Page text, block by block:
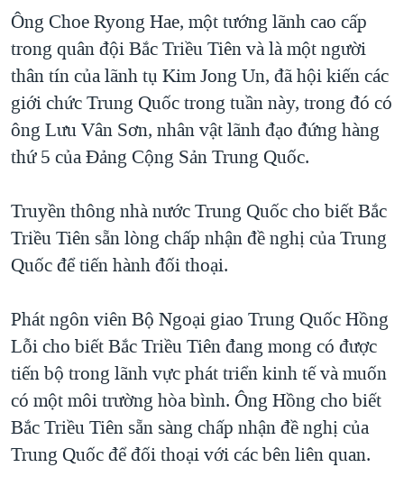
BÊN KIA QUỐC LỘ: TIẾNG VỌNG TỪ NÔNG THÔN MỸ
QUAN HỆ VIỆT MỸ
Ông Choe Ryong Hae, một tướng lãnh cao cấp
trong quân đội Bắc Triều Tiên và là một người
thân tín của lãnh tụ Kim Jong Un, đã hội kiến các
giới chức Trung Quốc trong tuần này, trong đó có
ông Lưu Vân Sơn, nhân vật lãnh đạo đứng hàng
thứ 5 của Đảng Cộng Sản Trung Quốc.
Truyền thông nhà nước Trung Quốc cho biết Bắc
Triều Tiên sẵn lòng chấp nhận đề nghị của Trung
Quốc để tiến hành đối thoại.
Phát ngôn viên Bộ Ngoại giao Trung Quốc Hồng
Lỗi cho biết Bắc Triều Tiên đang mong có được
tiến bộ trong lãnh vực phát triển kinh tế và muốn
có một môi trường hòa bình. Ông Hồng cho biết
Bắc Triều Tiên sẵn sàng chấp nhận đề nghị của
Trung Quốc để đối thoại với các bên liên quan.